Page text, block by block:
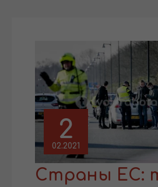
2
02.2021
Страны ЕС: